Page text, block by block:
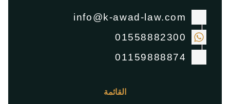
info@k-awad-law.com
01558882300
01159888874
القائمة